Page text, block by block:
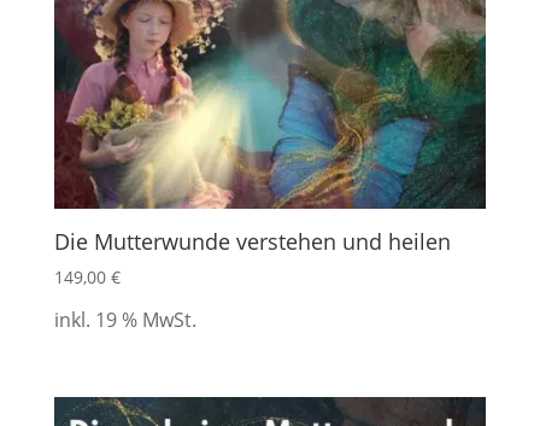
Die Mutterwunde verstehen und heilen
149,00 €
inkl. 19 % MwSt.